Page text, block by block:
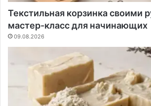
Текстильная корзинка своими
мастер-класс для начинающих
09.08.2026